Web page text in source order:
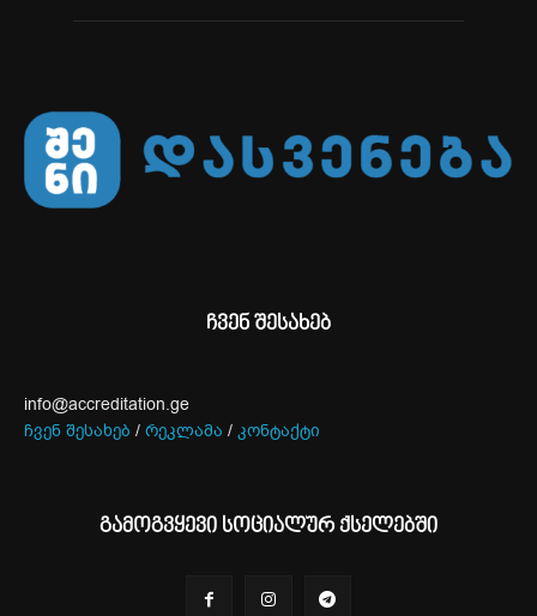
ჩვენ შესახებ
info@accreditation.ge
ჩვენ შესახებ / რეკლამა / კონტაქტი
გამოგვყევი სოციალურ ქსელებში